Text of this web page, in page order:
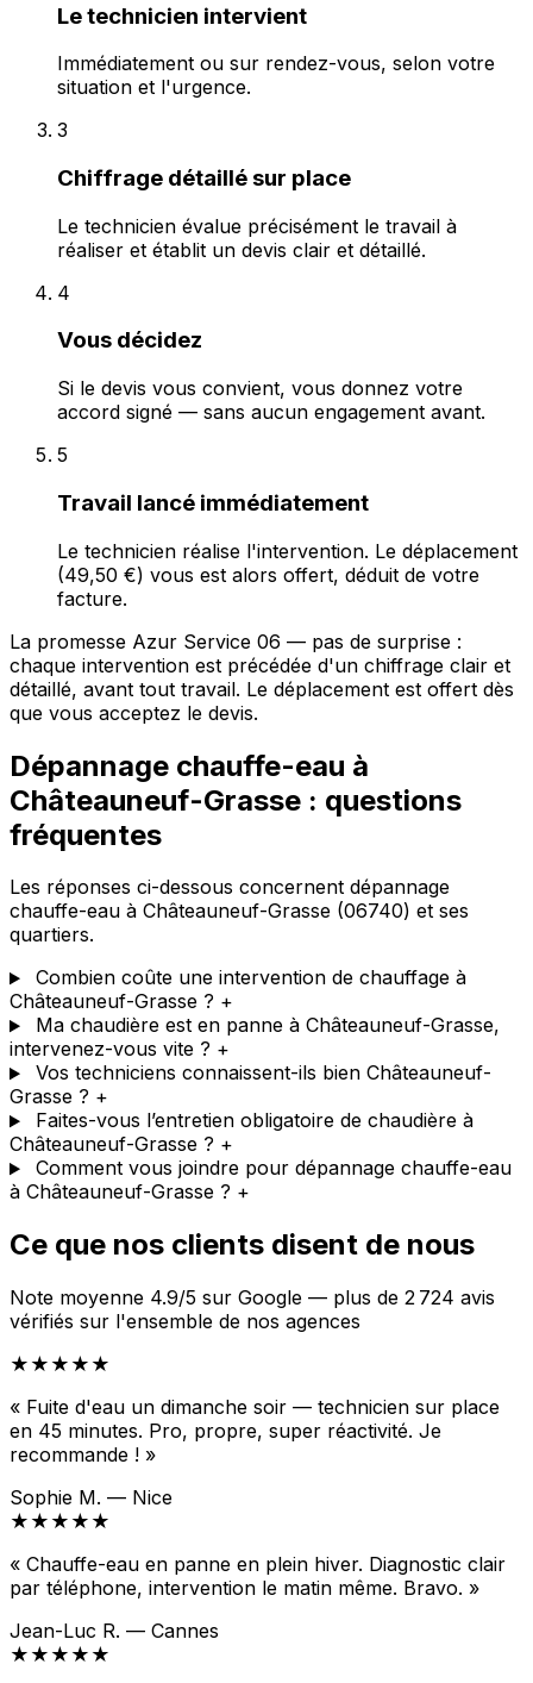
Le technicien intervient
Immédiatement ou sur rendez-vous, selon votre
situation et l'urgence.
3
Chiffrage détaillé sur place
Le technicien évalue précisément le travail à
réaliser et établit un devis clair et détaillé.
4
Vous décidez
Si le devis vous convient, vous donnez votre
accord signé — sans aucun engagement avant.
5
Travail lancé immédiatement
Le technicien réalise l'intervention. Le déplacement
(49,50 €) vous est alors offert, déduit de votre
facture.
La promesse Azur Service 06 — pas de surprise :
chaque intervention est précédée d'un chiffrage clair et
détaillé, avant tout travail. Le déplacement est offert dès
que vous acceptez le devis.
Dépannage chauffe-eau à
Châteauneuf-Grasse : questions
fréquentes
Les réponses ci-dessous concernent dépannage
chauffe-eau à Châteauneuf-Grasse (06740) et ses
quartiers.
Combien coûte une intervention de chauffage à
Châteauneuf-Grasse ? +
Ma chaudière est en panne à Châteauneuf-Grasse,
intervenez-vous vite ? +
Vos techniciens connaissent-ils bien Châteauneuf-
Grasse ? +
Faites-vous l’entretien obligatoire de chaudière à
Châteauneuf-Grasse ? +
Comment vous joindre pour dépannage chauffe-eau
à Châteauneuf-Grasse ? +
Ce que nos clients disent de nous
Note moyenne 4.9/5 sur Google — plus de 2 724 avis
vérifiés sur l'ensemble de nos agences
★★★★★
« Fuite d'eau un dimanche soir — technicien sur place
en 45 minutes. Pro, propre, super réactivité. Je
recommande ! »
Sophie M. — Nice
★★★★★
« Chauffe-eau en panne en plein hiver. Diagnostic clair
par téléphone, intervention le matin même. Bravo. »
Jean-Luc R. — Cannes
★★★★★